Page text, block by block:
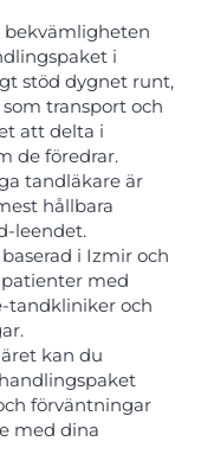
bekvämligheten
i
stöd dygnet runt,
transport och
att delta i
de föredrar.
tandläkare är
hållbara
leendet.
i Izmir och
med
tandkliniker och
kan du
förväntningar
med dina